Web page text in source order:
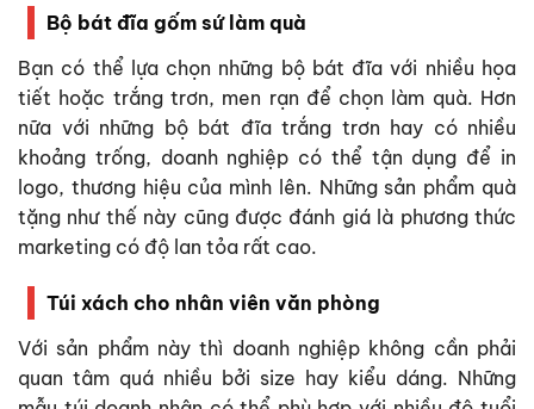
Bộ bát đĩa gốm sứ làm quà
Bạn có thể lựa chọn những bộ bát đĩa với nhiều họa
tiết hoặc trắng trơn, men rạn để chọn làm quà. Hơn
nữa với những bộ bát đĩa trắng trơn hay có nhiều
khoảng trống, doanh nghiệp có thể tận dụng để in
logo, thương hiệu của mình lên. Những sản phẩm quà
tặng như thế này cũng được đánh giá là phương thức
marketing có độ lan tỏa rất cao.
Túi xách cho nhân viên văn phòng
Với sản phẩm này thì doanh nghiệp không cần phải
quan tâm quá nhiều bởi size hay kiểu dáng. Những